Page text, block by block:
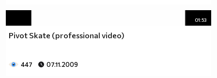
01:53
Pivot Skate (professional video)
447 07.11.2009